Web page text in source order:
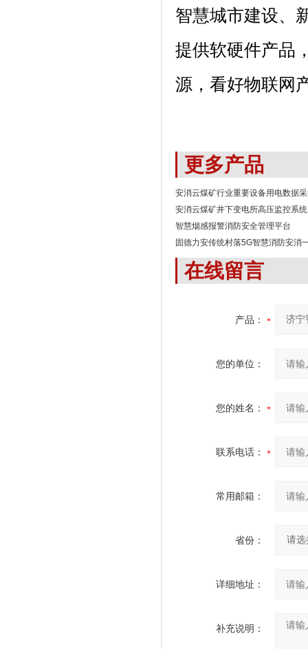
智慧城市建设、
提供软硬件产品
源，看好物联网
更多产品
安消云煤矿行业重要设备用电数据
安消云煤矿井下变电所高压监控系统
智慧烟感报警消防安全管理平台
固德力安传统村落5G智慧消防安消
在线留言
产品：
您的单位：
您的姓名：
联系电话：
常用邮箱：
省份：
详细地址：
补充说明：